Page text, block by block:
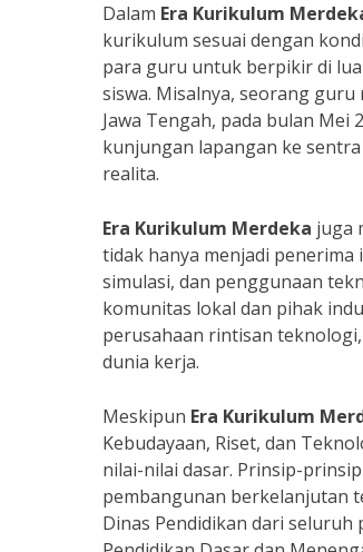
Dalam Era Kurikulum
kurikulum sesuai dengan
para guru untuk berpikir di
siswa. Misalnya, seorang guru
Jawa Tengah, pada bulan
kunjungan lapangan ke
realita.
Era Kurikulum Merdeka juga
tidak hanya menjadi
simulasi, dan penggunaan
komunitas lokal dan pihak
perusahaan rintisan
dunia kerja.
Meskipun Era Kurikulum
Kebudayaan, Riset, dan
nilai-nilai dasar. Prinsip-
pembangunan berkelanjutan
Dinas Pendidikan dari seluruh